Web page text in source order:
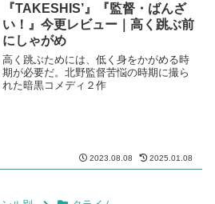
『TAKESHIS’』『監督・ばんざ
い！』今更レビュー｜高く跳ぶ前
にしゃがめ
高く跳ぶためには、低く身をかがめる時
期が必要だ。北野監督苦悩の時期に撮ら
れた暗黒コメディ２作
2023.08.08 2025.01.08